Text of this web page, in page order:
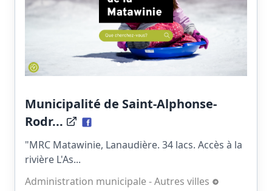
Municipalité de Saint-Alphonse-
Rodr...
"MRC Matawinie, Lanaudière. 34 lacs. Accès à la
rivière L'As...
Administration municipale - Autres villes